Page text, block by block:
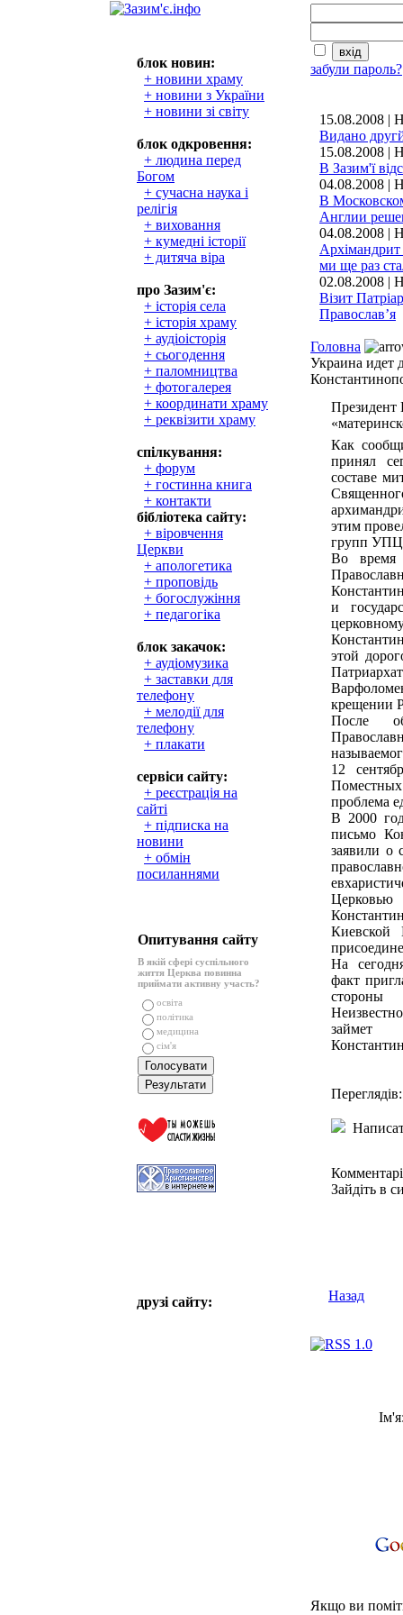
блок новин:
+ новини храму
+ новини з України
+ новини зі світу
блок одкровення:
+ людина перед
Богом
+ сучасна наука і
релігія
+ виховання
+ кумедні історії
+ дитяча віра
про Зазим'є:
+ історія села
+ історія храму
+ аудіоісторія
+ сьогодення
+ паломництва
+ фотогалерея
+ координати храму
+ реквізити храму
спілкування:
+ форум
+ гостинна книга
+ контакти
бібліотека сайту:
+ віровчення
Церкви
+ апологетика
+ проповідь
+ богослужіння
+ педагогіка
блок закачок:
+ аудіомузика
+ заставки для
телефону
+ мелодії для
телефону
+ плакати
сервіси сайту:
+ реєстрація на
сайті
+ підписка на
новини
+ обмін
посиланнями
Опитування сайту
В якій сфері суспільного
життя Церква повинна
приймати активну участь?
освіта
політика
медицина
сім'я
друзі сайту:
забули пароль?
15.08.2008 |
Видано
15.08.2008 |
В Зазим'ї
04.08.2008 |
В
Англии
04.08.2008 |
ми ще раз
02.08.2008 |
Візит
Православ’я
Головна
Украина идет
Президент
Как
принял
составе
этим
групп
Во время
и
этой
крещении
После
12
проблема
В 2000
письмо
заявили о
Киевской
На
факт
стороны
займет
Зайдіть в
Назад
Якщо ви